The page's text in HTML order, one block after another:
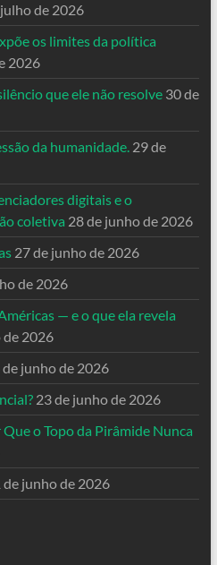
de 2026
os limites da política
2026
que ele não resolve 30 de
da humanidade. 29 de
digitais e o
coletiva 28 de junho de 2026
27 de junho de 2026
de 2026
— e o que ela revela
de 2026
de junho de 2026
23 de junho de 2026
o Topo da Pirâmide Nunca
de junho de 2026